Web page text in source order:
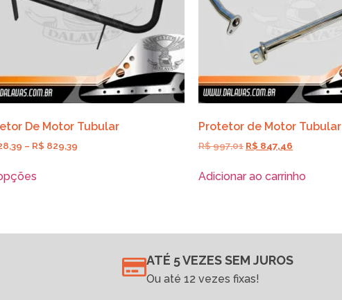
De Motor Tubular
– R$ 829,39
Protetor de Motor Tubular
R$997,01 R$ 847,46
Adicionar ao carrinho
ATÉ 5 VEZES SEM JUROS
Ou até 12 vezes fixas!